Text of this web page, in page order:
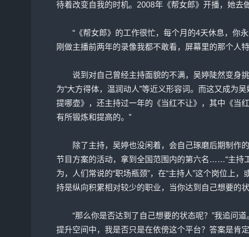
待着改变自我的时机。2008年《帮女郎》开播，她去
“《帮女郎》的工作很忙，每个月的4天休息，你永
刚做主播前两年的录像我都不敢看，屏幕里的那个人
说到对自己曾经主持面貌的不满，吴婷陡然变身挑
为“大方得体，温润动人”等近义形容词。而这又成为
提哪壶》，还主持过一年的《当红不让》，其中《当
有所锻炼和提高的。”
除了主持，吴婷也没闲着，会自己琢磨后期制作的
节目方案的活动，拿到全国范围内的第六名……“主持
为，人们常说的“职场瓶颈”，在“主持人”这个岗位上
持是纵向积累相对较少的职业，当你达到自己想要的
“那么你是否达到了自己想要的状态呢？”我追问道
提升空间中，我是否只是在依傍这个平台？答案是肯